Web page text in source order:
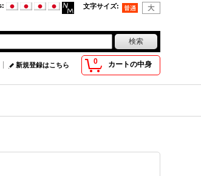
文字サイズ:
:
0 カートの中身
新規登録はこちら